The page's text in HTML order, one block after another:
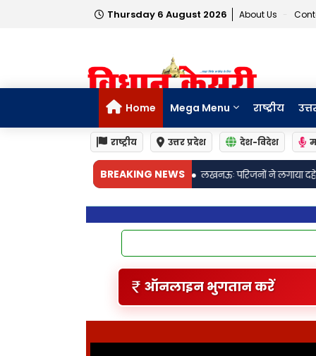
Thursday 6 August 2026 About Us
Home Mega Menu राष्ट्रीय
राष्ट्रीय उत्तर प्रदेश देश-विदेश
BREAKING NEWS
लखनऊः परिजनों ने लगाया दहेज उत्पीड़न का आरोप, विवाहिता की
ऑनलाइन भुगतान करें